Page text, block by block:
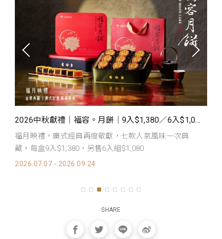
2026中秋獻禮｜福容。月餅｜9入$1,380／6入$1,080 預購登場
福月映禮，廣式經典再度敬獻，七款人氣風味一次典
藏，每盒9入$1,380，另售6入組$1,080
2026.07.07 - 2026.09.24
SHARE